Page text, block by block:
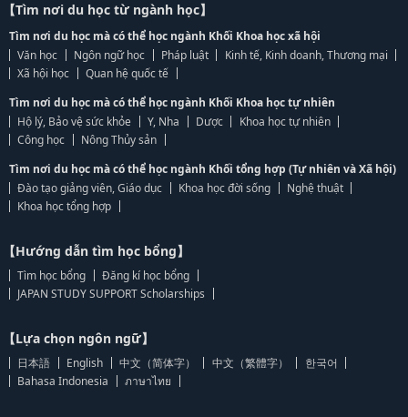
【Tìm nơi du học từ ngành học】
Tìm nơi du học mà có thể học ngành Khối Khoa học xã hội
Văn học
Ngôn ngữ học Pháp luật
Kinh tế, Kinh doanh, Thương mại
Xã hội học
Quan hệ quốc tế
Tìm nơi du học mà có thể học ngành Khối Khoa học tự nhiên
Hộ lý, Bảo vệ sức khỏe
Y, Nha Dược
Khoa học tự nhiên
Công học
Nông Thủy sản
Tìm nơi du học mà có thể học ngành Khối tổng hợp (Tự nhiên và Xã hội)
Đào tạo giảng viên, Giáo dục
Khoa học đời sống
Nghệ thuật
Khoa học tổng hợp
【Hướng dẫn tìm học bổng】
Tìm học bổng
Đăng kí học bổng
JAPAN STUDY SUPPORT Scholarships
【Lựa chọn ngôn ngữ】
日本語 English 中文（简体字） 中文（繁體字）
한국어
Bahasa Indonesia
ภาษาไทย